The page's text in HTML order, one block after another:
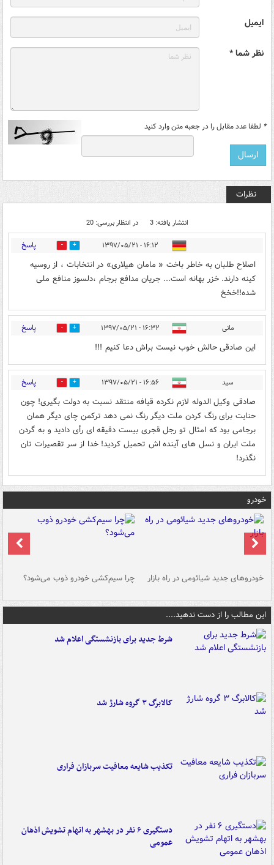
ایمیل
نظر شما *
* لطفا عدد مقابل را در جعبه متن وارد کنید
نظرات
انتشار یافته: 3 در انتظار بررسی: 20
۱۶:۱۲ - ۱۳۹۷/۰۵/۲۱ 42 پاسخ
اصلاح طلبان به خاطر باخت « مامان هیلاری» در انتخابات ، از روسیه
کینه دارند. خزر بهانه است... جریان مدافع برجام ،دلسوز منافع ملی
شده!!خخخ
مانی ۱۶:۳۲ - ۱۳۹۷/۰۵/۲۱ 41 پاسخ
این صادقی حالش خوب نیست براش دعا کنیم !!!
سید ۱۶:۵۶ - ۱۳۹۷/۰۵/۲۱ 48 پاسخ
صادقی وکیل الدوله لازم نکرده قیافه منتقد نسبت به دولت بگیری! چون
حنایت برای رنگ کردن ملت دیگر رنگ نمی دهد ترکمن چای دیگر همان
برجامی بود که امثال تو رجل قجری بیست دقیقه ای رأی دادید و به گردن
ملت ایران و نسل های آینده اش تحمیل کردید! خدا از سر تقصیرات تان
نگذرد!
خودرو
خودروهای جدید شیائومی در راه بازار چرا سیم‌کشی خودرو ذوب می‌شود؟
این مطالب را از دست ندهید....
شرط جدید برای بازنشستگی اعلام شد
کالابرگ ۳ گروه شارژ شد
تکذیب شایعه معافیت سربازان فراری
دستگیری ۶ نفر در بهشهر به اتهام تشویش اذهان
عمومی